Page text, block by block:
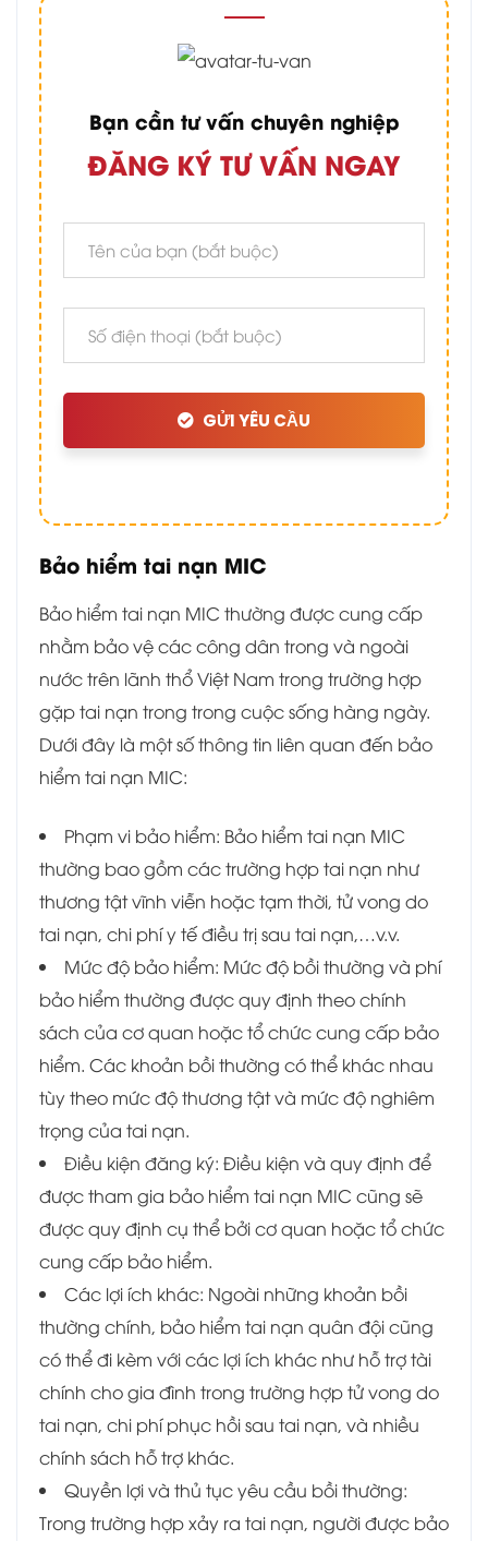
Bạn cần tư vấn chuyên nghiệp
ĐĂNG KÝ TƯ VẤN NGAY
GỬI YÊU CẦU
Bảo hiểm tai nạn MIC
Bảo hiểm tai nạn MIC thường được cung cấp
nhằm bảo vệ các công dân trong và ngoài
nước trên lãnh thổ Việt Nam trong trường hợp
gặp tai nạn trong trong cuộc sống hàng ngày.
Dưới đây là một số thông tin liên quan đến bảo
hiểm tai nạn MIC:
Phạm vi bảo hiểm: Bảo hiểm tai nạn MIC
thường bao gồm các trường hợp tai nạn như
thương tật vĩnh viễn hoặc tạm thời, tử vong do
tai nạn, chi phí y tế điều trị sau tai nạn,…v.v.
Mức độ bảo hiểm: Mức độ bồi thường và phí
bảo hiểm thường được quy định theo chính
sách của cơ quan hoặc tổ chức cung cấp bảo
hiểm. Các khoản bồi thường có thể khác nhau
tùy theo mức độ thương tật và mức độ nghiêm
trọng của tai nạn.
Điều kiện đăng ký: Điều kiện và quy định để
được tham gia bảo hiểm tai nạn MIC cũng sẽ
được quy định cụ thể bởi cơ quan hoặc tổ chức
cung cấp bảo hiểm.
Các lợi ích khác: Ngoài những khoản bồi
thường chính, bảo hiểm tai nạn quân đội cũng
có thể đi kèm với các lợi ích khác như hỗ trợ tài
chính cho gia đình trong trường hợp tử vong do
tai nạn, chi phí phục hồi sau tai nạn, và nhiều
chính sách hỗ trợ khác.
Quyền lợi và thủ tục yêu cầu bồi thường:
Trong trường hợp xảy ra tai nạn, người được bảo